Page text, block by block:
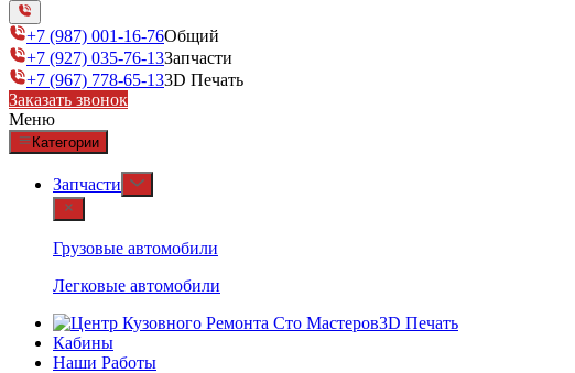
+7 (987) 001-16-76Общий
+7 (927) 035-76-13Запчасти
+7 (967) 778-65-133D Печать
Заказать звонок
Меню
Категории
Запчасти
Грузовые автомобили
Легковые автомобили
3D Печать
Кабины
Наши Работы